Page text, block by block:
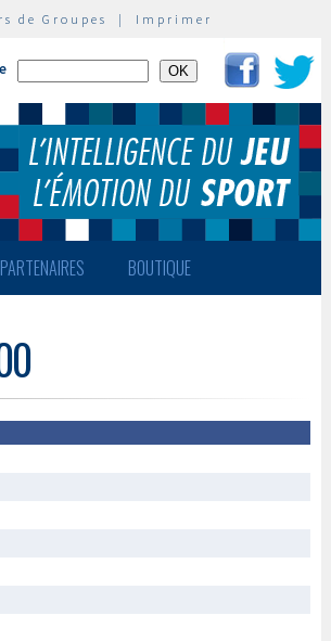
de Groupes | Imprimer
PARTENAIRES BOUTIQUE